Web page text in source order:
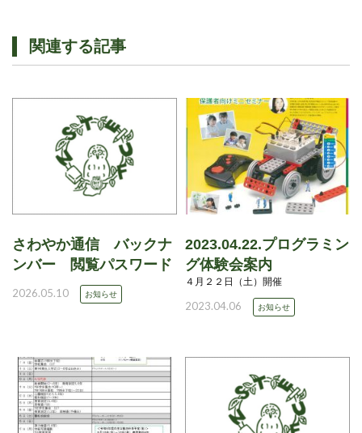
関連する記事
さわやか通信 バックナ
ンバー 閲覧パスワード
2026.05.10 お知らせ
2023.04.22.プログラミン
グ体験会案内
４月２２日（土）開催
2023.04.06 お知らせ